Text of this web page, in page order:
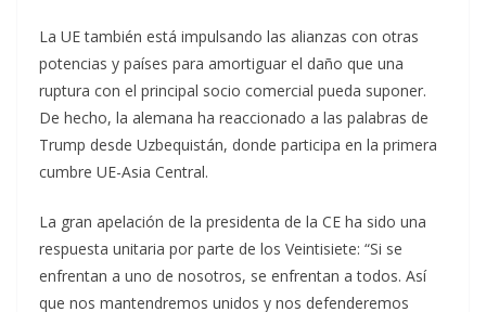
La UE también está impulsando las alianzas con otras
potencias y países para amortiguar el daño que una
ruptura con el principal socio comercial pueda suponer.
De hecho, la alemana ha reaccionado a las palabras de
Trump desde Uzbequistán, donde participa en la primera
cumbre UE-Asia Central.
La gran apelación de la presidenta de la CE ha sido una
respuesta unitaria por parte de los Veintisiete: “Si se
enfrentan a uno de nosotros, se enfrentan a todos. Así
que nos mantendremos unidos y nos defenderemos